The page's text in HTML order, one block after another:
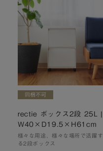
rectie ボックス2段 25L |
W40×D19.5×H61cm
様々な用途、様々な場所で活躍す
る2段ボックス